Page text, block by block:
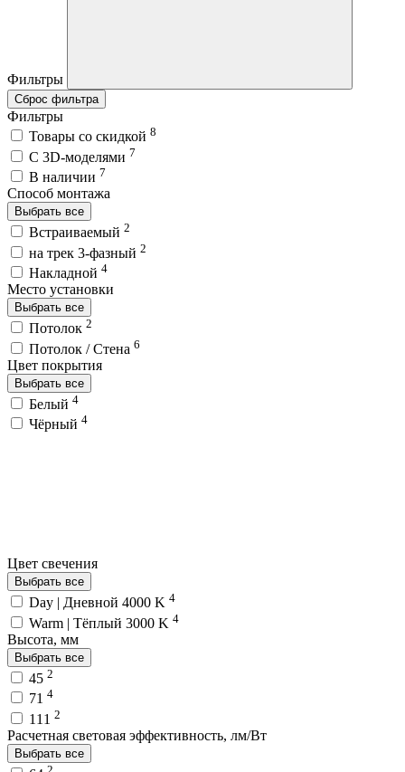
Фильтры
Сброс фильтра
Фильтры
Товары со скидкой 8
C 3D-моделями 7
В наличии 7
Способ монтажа
Выбрать все
Встраиваемый 2
на трек 3-фазный 2
Накладной 4
Место установки
Выбрать все
Потолок 2
Потолок / Cтена 6
Цвет покрытия
Выбрать все
Белый 4
Чёрный 4
Цвет свечения
Выбрать все
Day | Дневной 4000 K 4
Warm | Тёплый 3000 K 4
Высота, мм
Выбрать все
45 2
71 4
111 2
Расчетная световая эффективность, лм/Вт
Выбрать все